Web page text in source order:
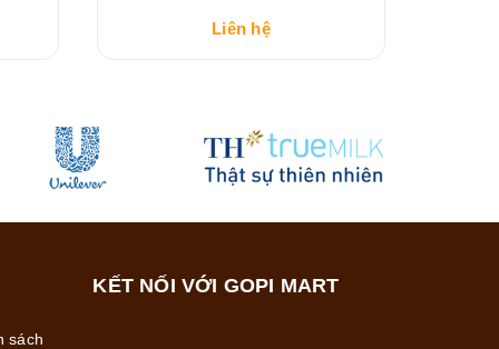
Liên hệ
sách
KẾT NỐI VỚI GOPI MART